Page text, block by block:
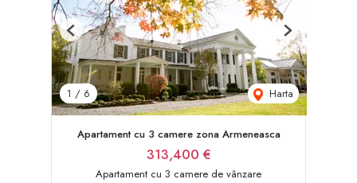
1 / 6 Harta
Previous Next
Apartament cu 3 camere zona Armeneasca
313,400 €
Apartament cu 3 camere de vânzare